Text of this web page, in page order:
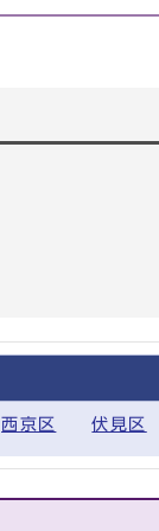
西京区 伏見区